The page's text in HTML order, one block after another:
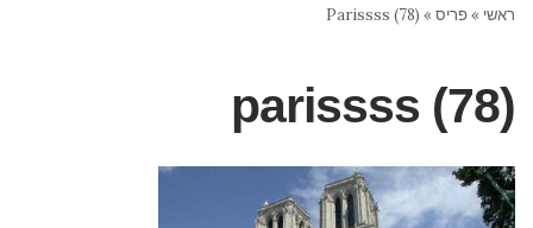
ראשי »פריס »
Parissss (78)
parissss (78)